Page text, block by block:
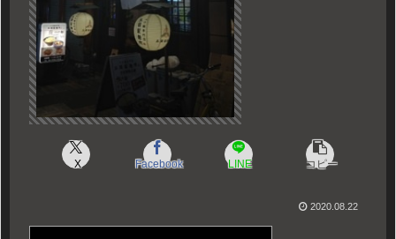
X Facebook LINE コピー
2020.08.22